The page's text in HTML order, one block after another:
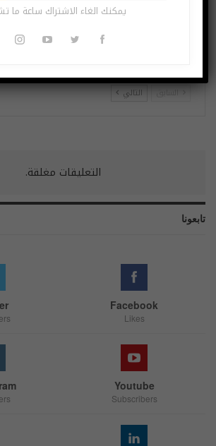
Amazon تستخدم الواقع
التعلم الآلي
السابق التالي
التعليقات مغلقة.
تابعونا
Facebook
Likes
Youtube
Subscribers
يمكنك الغاء الاشتراك ساعة ما